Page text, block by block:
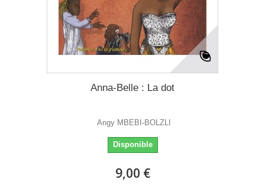
Anna-Belle : La dot
Angy MBEBI-BOLZLI
Disponible
9,00 €